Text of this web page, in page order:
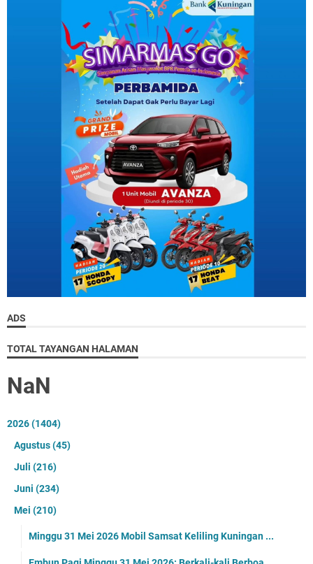
ADS
TOTAL TAYANGAN HALAMAN
NaN
2026(1404)
Agustus(45)
Juli (216)
Juni (234)
Mei (210)
Minggu 31 Mei 2026 Mobil Samsat Keliling Kuningan ...